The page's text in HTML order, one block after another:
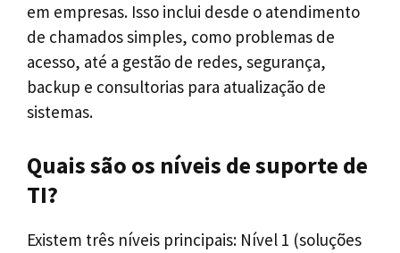
em empresas. Isso inclui desde o atendimento
de chamados simples, como problemas de
acesso, até a gestão de redes, segurança,
backup e consultorias para atualização de
sistemas.
Quais são os níveis de suporte de
TI?
Existem três níveis principais: Nível 1 (soluções